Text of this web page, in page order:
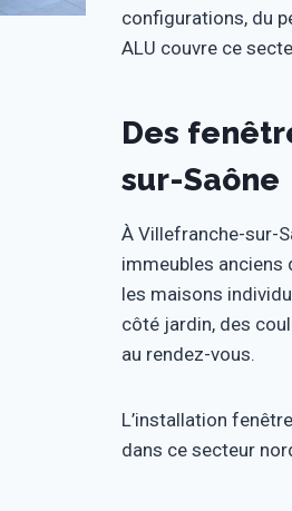
configurations, du
ALU couvre ce
Des
sur-Saône
À Villefranche-sur-
immeubles anciens
les maisons
côté jardin, des
au rendez-vous.
L’installation
dans ce secteur